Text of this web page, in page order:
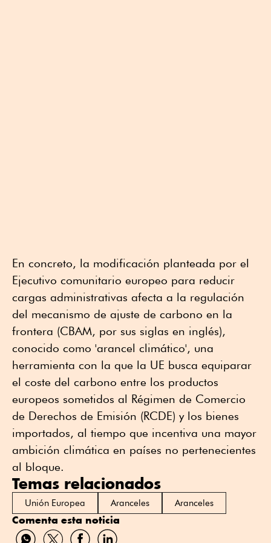
En concreto, la modificación planteada por el
Ejecutivo comunitario europeo para reducir
cargas administrativas afecta a la regulación
del mecanismo de ajuste de carbono en la
frontera (CBAM, por sus siglas en inglés),
conocido como 'arancel climático', una
herramienta con la que la UE busca equiparar
el coste del carbono entre los productos
europeos sometidos al Régimen de Comercio
de Derechos de Emisión (RCDE) y los bienes
importados, al tiempo que incentiva una mayor
ambición climática en países no pertenecientes
al bloque.
Temas relacionados
Unión Europea Aranceles Aranceles
Comenta esta noticia